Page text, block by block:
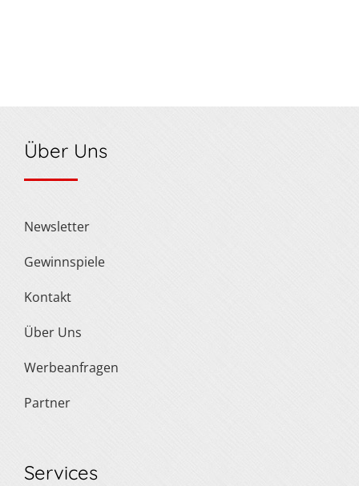
Über Uns
Newsletter
Gewinnspiele
Kontakt
Über Uns
Werbeanfragen
Partner
Services